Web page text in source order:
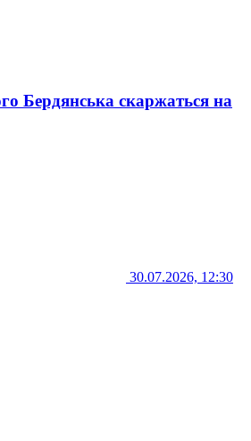
Бердянська скаржаться на
30.07.2026, 12:30